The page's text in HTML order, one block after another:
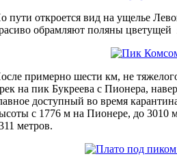
пути откроется вид на ущелье
обрамляют поляны цветущей
примерно шести км, не
на пик Букреева с Пионера,
доступный во время
с 1776 м на Пионере, до 3010
метров.